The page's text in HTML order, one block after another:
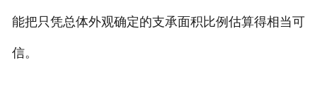
能把只凭总体外观确定的支承面积比例估算得相当可
信。